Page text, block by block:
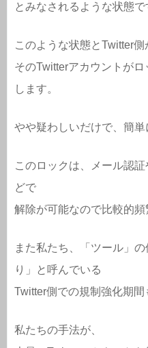
とみなされるような状態で
このような状態とTwitter側
そのTwitterアカウントが
します。
やや疑わしいだけで、簡単
このロックは、メール認
どで
解除が可能なので比較的頻
また私たち、「ツール」
り」と呼んでいる
Twitter側での規制強化期間
私たちの手法が、